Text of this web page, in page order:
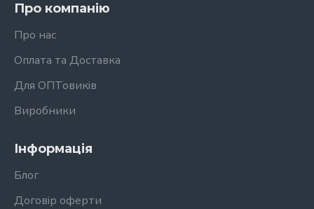
Про компанію
Про нас
Оплата та Доставка
Для ОПТовиків
Виробники
Інформація
Блог
Договір оферти